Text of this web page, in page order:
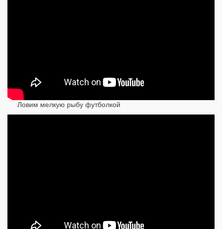
Ловим мелкую рыбу футболкой